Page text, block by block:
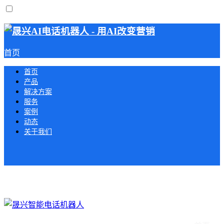
首页
首页
产品
解决方案
服务
案例
动态
关于我们